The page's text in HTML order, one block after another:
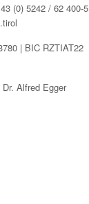
(0) 5242 / 62 400-5
| BIC RZTIAT22
Alfred Egger